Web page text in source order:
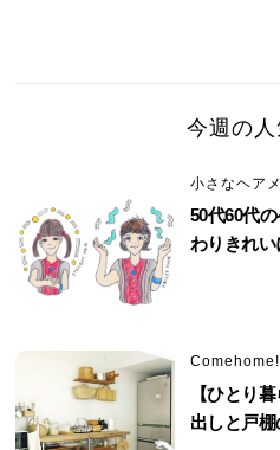
今週の
小さなヘア
50代60代
わりきれ
Comehome!
【ひとり
出しと戸